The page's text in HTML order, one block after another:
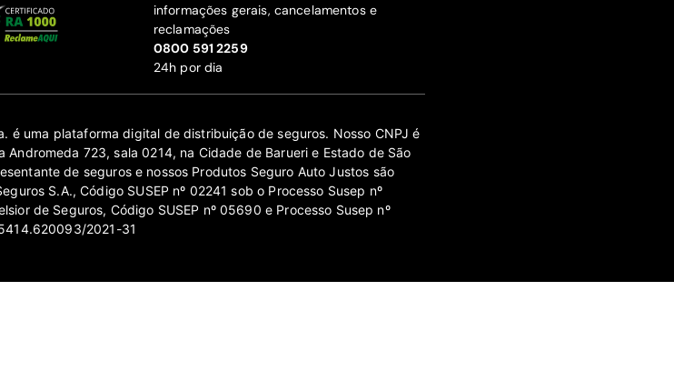
informações gerais, cancelamentos e
reclamações
‍0800 591 2259
24h por dia
é uma plataforma digital de distribuição de seguros. Nosso CNPJ é
723, sala 0214, na Cidade de Barueri e Estado de São
de seguros e nossos Produtos Seguro Auto Justos são
S.A., Código SUSEP nº 02241 sob o Processo Susep nº
de Seguros, Código SUSEP nº 05690 e Processo Susep nº
2021-31